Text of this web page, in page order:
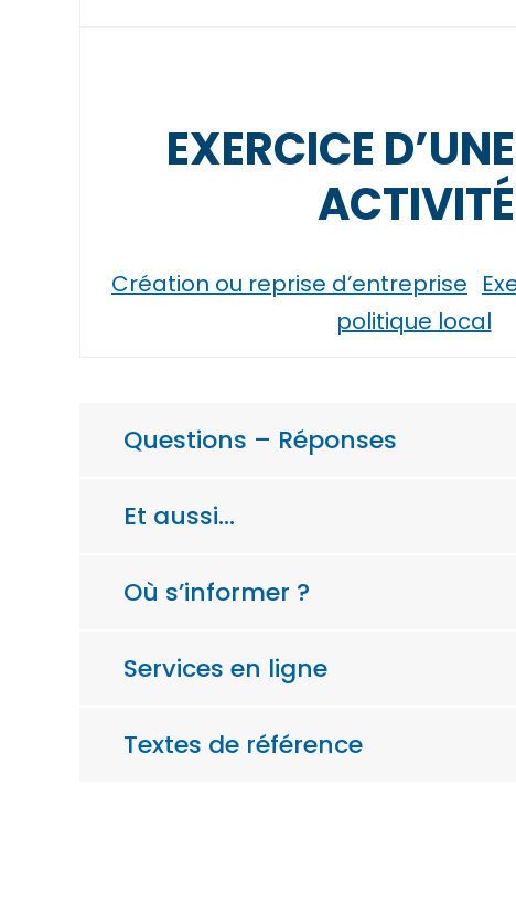
EXERCICE
ACTIVITÉ
Création ou reprise d’entreprise
politique local
Questions – Réponses
Et aussi…
Où s’informer ?
Services en ligne
Textes de référence